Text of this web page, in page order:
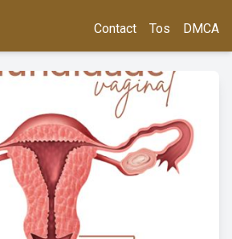
Contact Tos DMCA